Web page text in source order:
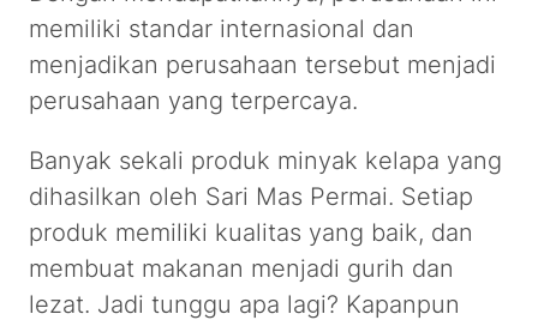
memiliki standar internasional dan
menjadikan perusahaan tersebut menjadi
perusahaan yang terpercaya.
Banyak sekali produk minyak kelapa yang
dihasilkan oleh Sari Mas Permai. Setiap
produk memiliki kualitas yang baik, dan
membuat makanan menjadi gurih dan
lezat. Jadi tunggu apa lagi? Kapanpun